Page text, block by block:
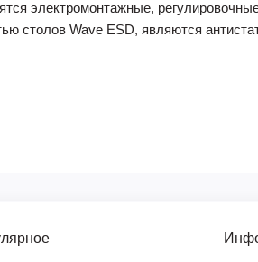
электромонтажные,
столов Wave ESD, являются